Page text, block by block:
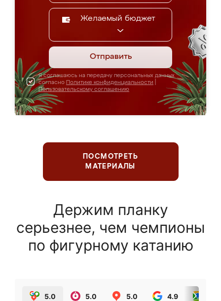
Желаемый бюджет
Отправить
Я соглашаюсь на передачу персональных данных
согласно Политике конфиденциальности
Пользовательскому соглашению
ПОСМОТРЕТЬ
МАТЕРИАЛЫ
Держим планку
серьезнее, чем чемпионы
по фигурному катанию
5.0 5.0 5.0 4.9